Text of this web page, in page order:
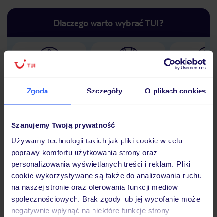
Zgoda Szczegóły O plikach cookies
Szanujemy Twoją prywatność
Używamy technologii takich jak pliki cookie w celu
poprawy komfortu użytkowania strony oraz
personalizowania wyświetlanych treści i reklam. Pliki
cookie wykorzystywane są także do analizowania ruchu
na naszej stronie oraz oferowania funkcji mediów
społecznościowych. Brak zgody lub jej wycofanie może
negatywnie wpłynąć na niektóre funkcje strony.
Dlaczego warto wybrać TUI?
Hotel
Opinie